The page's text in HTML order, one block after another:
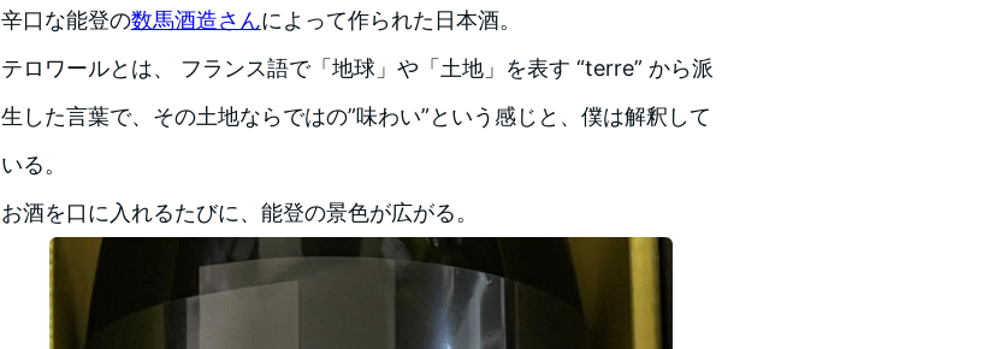
辛口な能登の数馬酒造さんによって作られた日本酒。
テロワールとは、 フランス語で「地球」や「土地」を表す “terre” から派
生した言葉で、その土地ならではの”味わい”という感じと、僕は解釈して
いる。
お酒を口に入れるたびに、能登の景色が広がる。